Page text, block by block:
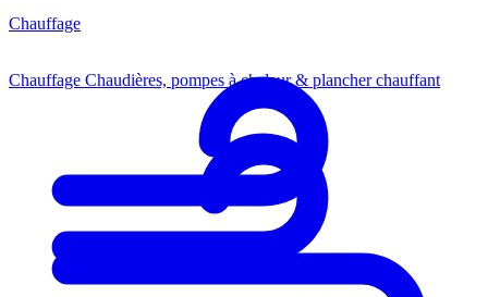
Chauffage Chaudières, pompes à chaleur & plancher chauffant
Chauffage